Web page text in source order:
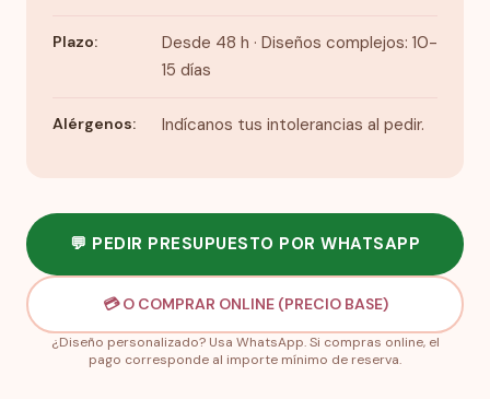
Plazo:
Desde 48 h · Diseños complejos: 10-
15 días
Alérgenos: Indícanos tus intolerancias al pedir.
💬 PEDIR PRESUPUESTO POR WHATSAPP
💳 O COMPRAR ONLINE (PRECIO BASE)
¿Diseño personalizado? Usa WhatsApp. Si compras online, el
pago corresponde al importe mínimo de reserva.